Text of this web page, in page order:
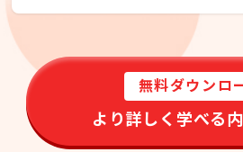
無料ダウンロ
より詳しく学べる